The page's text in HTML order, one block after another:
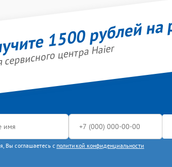
1500 рублей
центра Haier
Вы соглашаетесь с политикой конфиденциальности